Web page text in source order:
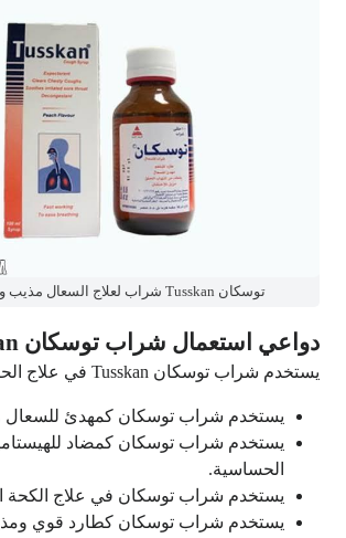
توسكان Tusskan شراب لعلاج السعال مذيب وطارد للبلغم
دواعي استعمال شراب توسكان Tusskan
يستخدم شراب توسكان Tusskan في علاج الحالات التالية:
يستخدم شراب توسكان كمهدئ للسعال
يستخدم شراب توسكان كمضاد
الحساسية.
يستخدم شراب توسكان في علاج الكحة
يستخدم شراب توسكان كطارد قوي